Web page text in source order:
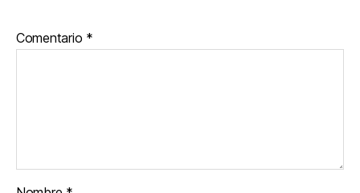
Comentario *